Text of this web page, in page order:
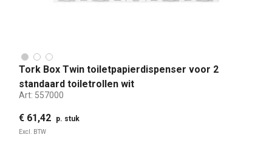
Tork Box Twin toiletpapierdispenser voor 2
standaard toiletrollen wit
Art: 557000
€ 61,42 p. stuk
Excl. BTW